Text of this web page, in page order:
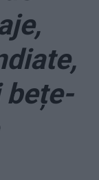
bețe-